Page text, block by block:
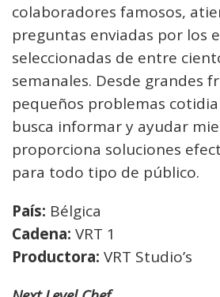
colaboradores famosos,
preguntas enviadas por los
seleccionadas de entre
semanales. Desde grandes
pequeños problemas
busca informar y ayudar
proporciona soluciones
para todo tipo de público.
País: Bélgica
Cadena: VRT 1
Productora: VRT Studio’s